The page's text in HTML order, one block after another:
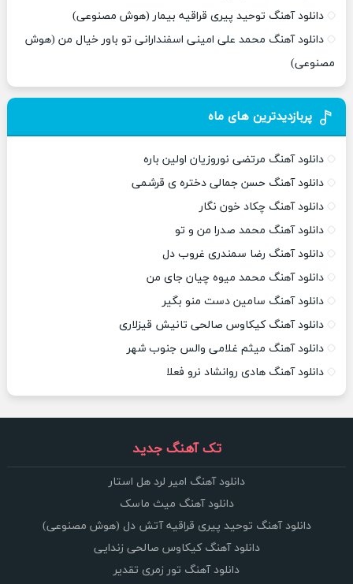
دانلود آهنگ توحید پیری قراقیه بیمار (هوش مصنوعی)
دانلود آهنگ محمد علی امینی اسفندارانی تو باور خیال من (هوش
مصنوعی)
پربازدیدترین های ماه
دانلود آهنگ مرتضی نوروزیان اولین باره
دانلود آهنگ حسن جمالی دختره ی قرشمی
دانلود آهنگ چکاد خون نگار
دانلود آهنگ محمد صدرا من و تو
دانلود آهنگ رضا سمندری غروب دل
دانلود آهنگ محمد میوه چیان جای من
دانلود آهنگ سامین دست منو بگیر
دانلود آهنگ کیکاوس صالحی تانیش قیزلاری
دانلود آهنگ میثم غلامی والس جنوب شهر
دانلود آهنگ هادی روانشاد نرو فعلا
تک آهنگ جدید
دانلود آهنگ امیر لرد هل استار
دانلود آهنگ میث ماسک
دانلود آهنگ توحید پیری قراقیه آتش دل (هوش مصنوعی)
دانلود آهنگ کیکاوس صالحی زندایی
دانلود آهنگ تور زمری تقدیر